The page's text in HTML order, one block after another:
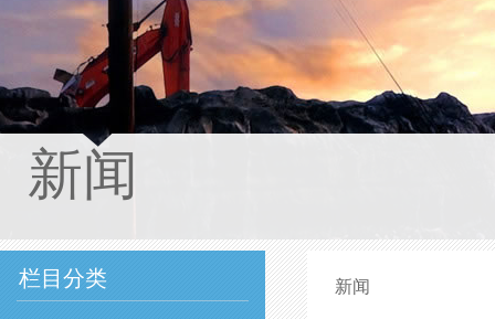
新闻
栏目分类 新闻